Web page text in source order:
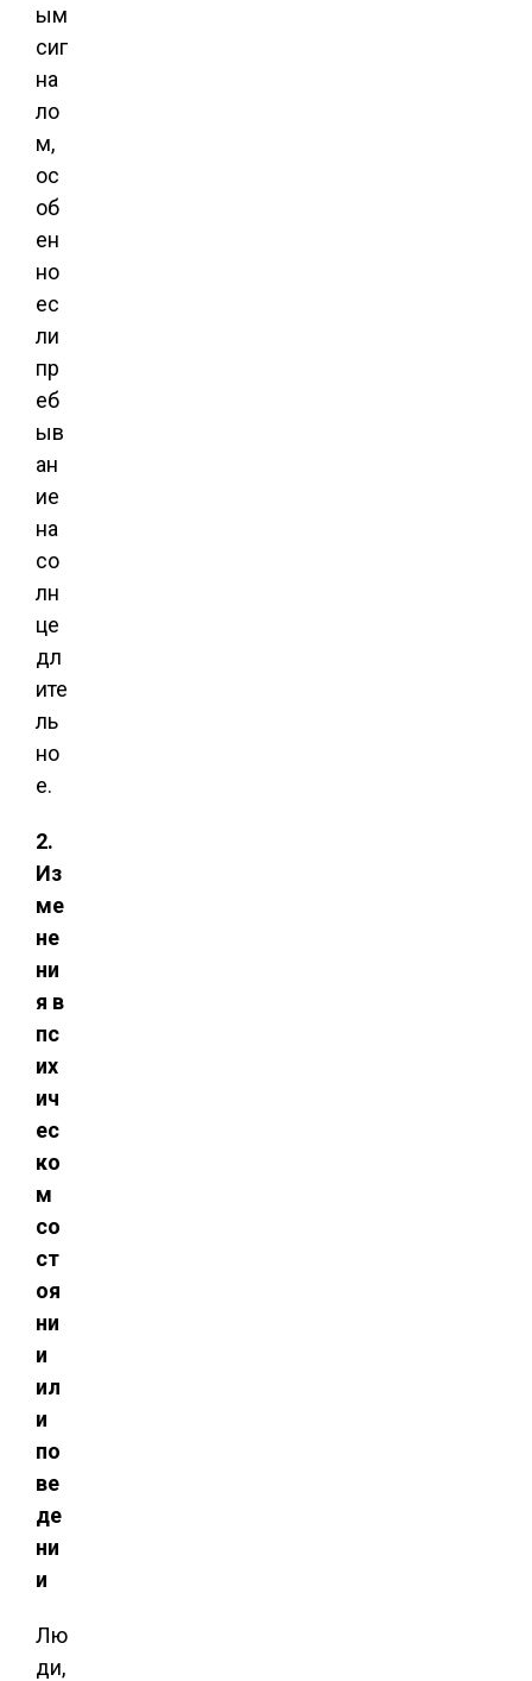
ым
сиг
на
ло
м,
ос
об
ен
но
ес
ли
пр
еб
ыв
ан
ие
на
со
лн
це
дл
ите
ль
но
е.
2.
Из
ме
не
ни
я в
пс
их
ич
ес
ко
м
со
ст
оя
ни
и
ил
и
по
ве
де
ни
и
Лю
ди,